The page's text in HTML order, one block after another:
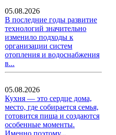
05.08.2026
В последние годы развитие
технологий значительно
изменило подходы к
организации систем
отопления и водоснабжения
в...
05.08.2026
Кухня — это сердце дома,
место, где собирается семья,
готовится пища и создаются
особенные моменты.
Именно поэтому...